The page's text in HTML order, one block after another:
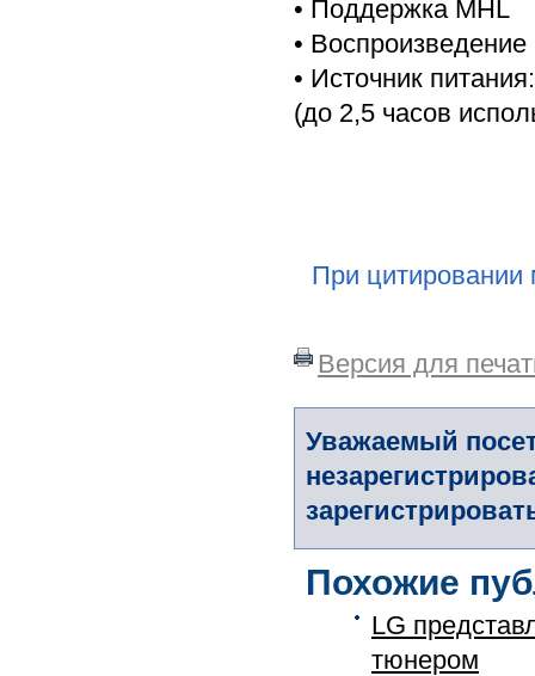
• Поддержка МHL
•
• Источник
(до 2,5 часов
При цитировании
Версия для
Уважаемый
Похожие
LG
тюнером